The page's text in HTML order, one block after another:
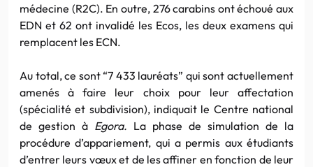
médecine (R2C). En outre, 276 carabins ont échoué aux
EDN et 62 ont invalidé les Ecos, les deux examens qui
remplacent les ECN.
Au total, ce sont “7 433 lauréats” qui sont actuellement
amenés à faire leur choix pour leur affectation
(spécialité et subdivision), indiquait le Centre national
de gestion à Egora. La phase de simulation de la
procédure d’appariement, qui a permis aux étudiants
d’entrer leurs vœux et de les affiner en fonction de leur